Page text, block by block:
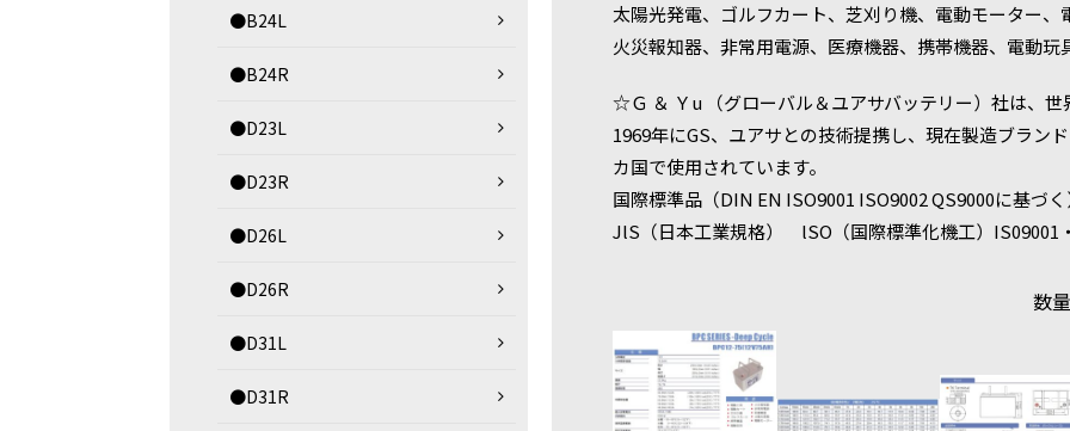
太陽光発電、ゴルフカート、芝刈り機、電動モーター、
火災報知器、非常用電源、医療機器、携帯機器、電動玩
☆Ｇ ＆ Ｙu （グローバル＆ユアサバッテリー）社は、
1969年にGS、ユアサとの技術提携し、現在製造ブラン
カ国で使用されています。
国際標準品（DIN EN ISO9001 ISO9002 QS9000に基づ
JlS（日本工業規格） lSO（国際標準化機工）IS09001
数量
●B24L
●B24R
●D23L
●D23R
●D26L
●D26R
●D31L
●D31R